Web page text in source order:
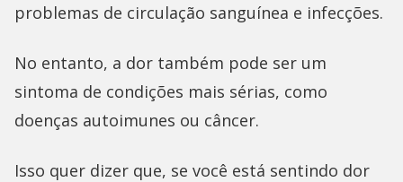
problemas de circulação sanguínea e infecções.
No entanto, a dor também pode ser um
sintoma de condições mais sérias, como
doenças autoimunes ou câncer.
Isso quer dizer que, se você está sentindo dor